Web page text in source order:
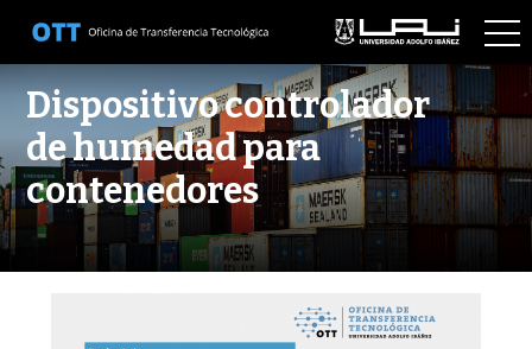
OTT
Dispositivo controlador
de humedad para
contenedores